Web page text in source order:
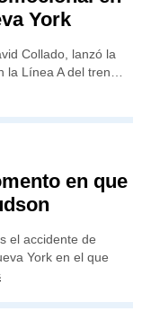
York
Collado, lanzó la
la Línea A del tren…
en que
el accidente de
York en el que